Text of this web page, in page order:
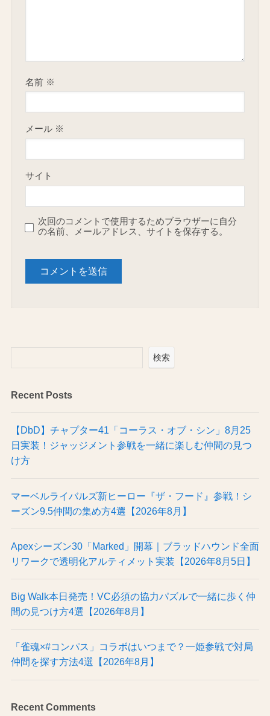
名前 ※
メール ※
サイト
次回のコメントで使用するためブラウザーに自分
の名前、メールアドレス、サイトを保存する。
検索
Recent Posts
【DbD】チャプター41「コーラス・オブ・シン」8月25
日実装！ジャッジメント参戦を一緒に楽しむ仲間の見つ
け方
マーベルライバルズ新ヒーロー『ザ・フード』参戦！シ
ーズン9.5仲間の集め方4選【2026年8月】
Apexシーズン30「Marked」開幕｜ブラッドハウンド全面
リワークで透明化アルティメット実装【2026年8月5日】
Big Walk本日発売！VC必須の協力パズルで一緒に歩く仲
間の見つけ方4選【2026年8月】
「雀魂×#コンパス」コラボはいつまで？一姫参戦で対局
仲間を探す方法4選【2026年8月】
Recent Comments